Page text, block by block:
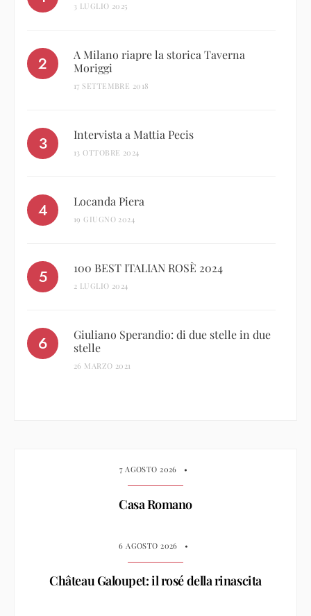
3 LUGLIO 2025
A Milano riapre la storica Taverna
Moriggi
17 SETTEMBRE 2018
Intervista a Mattia Pecis
13 OTTOBRE 2024
Locanda Piera
19 GIUGNO 2024
100 BEST ITALIAN ROSÈ 2024
2 LUGLIO 2024
Giuliano Sperandio: di due stelle in due
stelle
26 MARZO 2021
7 AGOSTO 2026 •
Casa Romano
6 AGOSTO 2026 •
Château Galoupet: il rosé della rinascita